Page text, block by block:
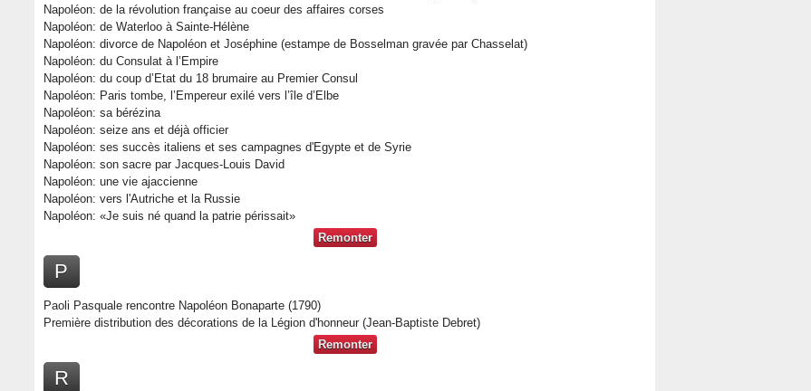
Napoléon: de la révolution française au coeur des affaires corses
Napoléon: de Waterloo à Sainte-Hélène
Napoléon: divorce de Napoléon et Joséphine (estampe de Bosselman gravée par Chasselat)
Napoléon: du Consulat à l’Empire
Napoléon: du coup d’Etat du 18 brumaire au Premier Consul
Napoléon: Paris tombe, l’Empereur exilé vers l’île d’Elbe
Napoléon: sa bérézina
Napoléon: seize ans et déjà officier
Napoléon: ses succès italiens et ses campagnes d'Egypte et de Syrie
Napoléon: son sacre par Jacques-Louis David
Napoléon: une vie ajaccienne
Napoléon: vers l'Autriche et la Russie
Napoléon: «Je suis né quand la patrie périssait»
Remonter
P
Paoli Pasquale rencontre Napoléon Bonaparte (1790)
Première distribution des décorations de la Légion d'honneur (Jean-Baptiste Debret)
Remonter
R